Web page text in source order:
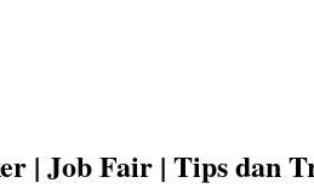
| Job Fair | Tips dan